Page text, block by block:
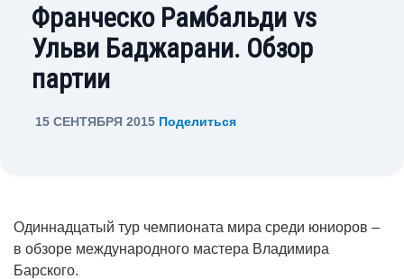
Франческо Рамбальди vs
Ульви Баджарани. Обзор
партии
15 СЕНТЯБРЯ 2015 Поделиться
Одиннадцатый тур чемпионата мира среди юниоров –
в обзоре международного мастера Владимира
Барского.